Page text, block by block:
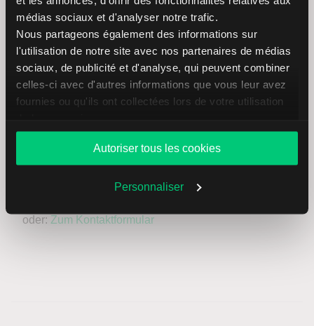
médias sociaux et d'analyser notre trafic.
Nous partageons également des informations sur
l'utilisation de notre site avec nos partenaires de médias
sociaux, de publicité et d'analyse, qui peuvent combiner
celles-ci avec d'autres informations que vous leur avez
fournies ou qu'ils ont collectées lors de votre utilisation
Autoriser tous les cookies
Personnaliser
questions relatives à l’ouverture d’un compte, au
formulaire en ligne et au trading en ligne.
Appelez-nous
(+33) 09 75 18 73 93
info@lynxbroker.fr
oder: Zum Kontaktformular